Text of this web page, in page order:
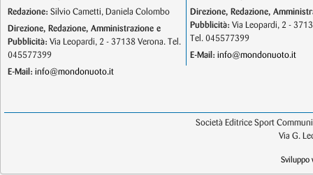
Redazione: Silvio Cametti, Daniela Colombo
Direzione, Redazione, Amministrazione e
Pubblicità: Via Leopardi, 2 - 37138 Verona. Tel.
045577399
E-Mail: info@mondonuoto.it
Direzione, Redazione,
Pubblicità: Via Leopardi, 2 -
Tel. 045577399
E-Mail: info@mondonuoto.it
Società Editrice Sport
Via G.
Sviluppo